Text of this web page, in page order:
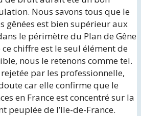
Nous savons tous que le
gênées est bien supérieur aux
le périmètre du Plan de Gêne
chiffre est le seul élément de
nous le retenons comme tel.
par les professionnelle,
car elle confirme que le
en France est concentré sur la
peuplée de l’Ile-de-France.